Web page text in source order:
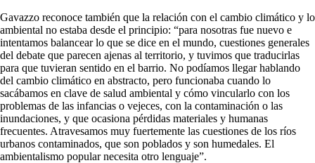
Gavazzo reconoce también que la relación con el cambio climático y lo
ambiental no estaba desde el principio: “para nosotras fue nuevo e
intentamos balancear lo que se dice en el mundo, cuestiones generales
del debate que parecen ajenas al territorio, y tuvimos que traducirlas
para que tuvieran sentido en el barrio. No podíamos llegar hablando
del cambio climático en abstracto, pero funcionaba cuando lo
sacábamos en clave de salud ambiental y cómo vincularlo con los
problemas de las infancias o vejeces, con la contaminación o las
inundaciones, y que ocasiona pérdidas materiales y humanas
frecuentes. Atravesamos muy fuertemente las cuestiones de los ríos
urbanos contaminados, que son poblados y son humedales. El
ambientalismo popular necesita otro lenguaje”.